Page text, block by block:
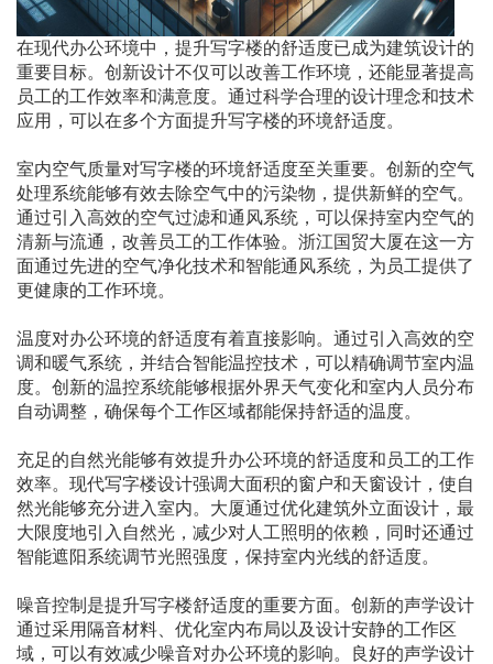
在现代办公环境中，提升写字楼的舒适度已成为建筑设计的
重要目标。创新设计不仅可以改善工作环境，还能显著提高
员工的工作效率和满意度。通过科学合理的设计理念和技术
应用，可以在多个方面提升写字楼的环境舒适度。
室内空气质量对写字楼的环境舒适度至关重要。创新的空气
处理系统能够有效去除空气中的污染物，提供新鲜的空气。
通过引入高效的空气过滤和通风系统，可以保持室内空气的
清新与流通，改善员工的工作体验。浙江国贸大厦在这一方
面通过先进的空气净化技术和智能通风系统，为员工提供了
更健康的工作环境。
温度对办公环境的舒适度有着直接影响。通过引入高效的空
调和暖气系统，并结合智能温控技术，可以精确调节室内温
度。创新的温控系统能够根据外界天气变化和室内人员分布
自动调整，确保每个工作区域都能保持舒适的温度。
充足的自然光能够有效提升办公环境的舒适度和员工的工作
效率。现代写字楼设计强调大面积的窗户和天窗设计，使自
然光能够充分进入室内。大厦通过优化建筑外立面设计，最
大限度地引入自然光，减少对人工照明的依赖，同时还通过
智能遮阳系统调节光照强度，保持室内光线的舒适度。
噪音控制是提升写字楼舒适度的重要方面。创新的声学设计
通过采用隔音材料、优化室内布局以及设计安静的工作区
域，可以有效减少噪音对办公环境的影响。良好的声学设计